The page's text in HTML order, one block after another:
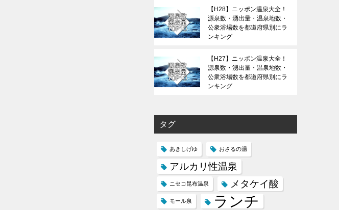
【H28】ニッポン温泉大全！
源泉数・湧出量・温泉地数・
公衆浴場数を都道府県別にラ
ンキング
【H27】ニッポン温泉大全！
源泉数・湧出量・温泉地数・
公衆浴場数を都道府県別にラ
ンキング
タグ
あきしげゆ おさるの湯
アルカリ性温泉
ニセコ昆布温泉 メタケイ酸
モール泉 ランチ